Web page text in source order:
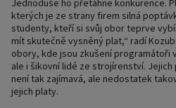
Jednoduše ho přetáhne konkurence.
kterých je ze strany firem silná
studenty, kteří si svůj obor teprve
mít skutečně vysněný plat,“ radí
obory, kde jsou zkušení programátoři
ale i šikovní lidé ze strojírenství.
není tak zajímavá, ale nedostatek
jejich platy.